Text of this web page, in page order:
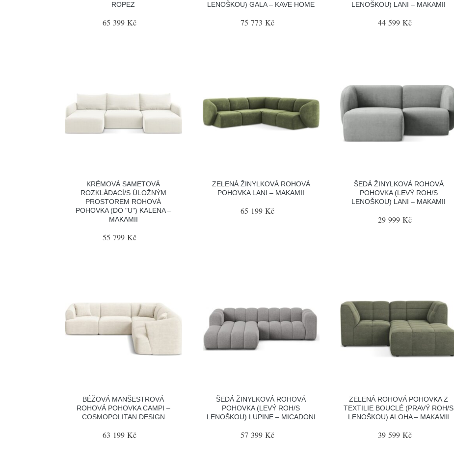
ROPEZ
65 399 Kč
LENOŠKOU) GALA – KAVE HOME
75 773 Kč
LENOŠKOU) LANI – MAKAMII
44 599 Kč
KRÉMOVÁ SAMETOVÁ
ROZKLÁDACÍ/S ÚLOŽNÝM
PROSTOREM ROHOVÁ
POHOVKA (DO "U") KALENA –
MAKAMII
55 799 Kč
ZELENÁ ŽINYLKOVÁ ROHOVÁ
POHOVKA LANI – MAKAMII
65 199 Kč
ŠEDÁ ŽINYLKOVÁ ROHOVÁ
POHOVKA (LEVÝ ROH/S
LENOŠKOU) LANI – MAKAMII
29 999 Kč
BÉŽOVÁ MANŠESTROVÁ
ROHOVÁ POHOVKA CAMPI –
COSMOPOLITAN DESIGN
63 199 Kč
ŠEDÁ ŽINYLKOVÁ ROHOVÁ
POHOVKA (LEVÝ ROH/S
LENOŠKOU) LUPINE – MICADONI
57 399 Kč
ZELENÁ ROHOVÁ POHOVKA Z
TEXTILIE BOUCLÉ (PRAVÝ ROH/S
LENOŠKOU) ALOHA – MAKAMII
39 599 Kč